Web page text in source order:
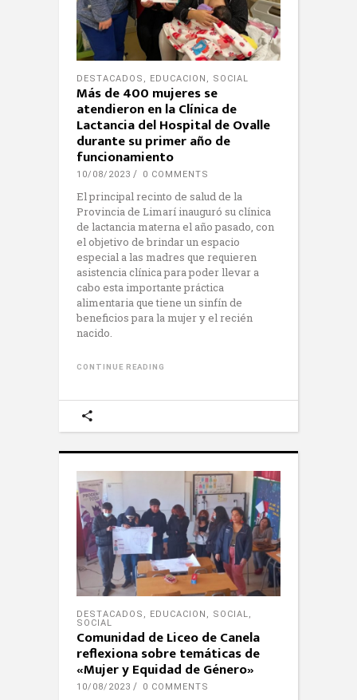
DESTACADOS , EDUCACION , SOCIAL
Más de 400 mujeres se
atendieron en la Clínica de
Lactancia del Hospital de Ovalle
durante su primer año de
funcionamiento
10/08/2023 0 COMMENTS
El principal recinto de salud de la
Provincia de Limarí inauguró su clínica
de lactancia materna el año pasado, con
el objetivo de brindar un espacio
especial a las madres que requieren
asistencia clínica para poder llevar a
cabo esta importante práctica
alimentaria que tiene un sinfín de
beneficios para la mujer y el recién
nacido.
CONTINUE READING
DESTACADOS , EDUCACION , SOCIAL,
SOCIAL
Comunidad de Liceo de Canela
reflexiona sobre temáticas de
«Mujer y Equidad de Género»
10/08/2023 0 COMMENTS